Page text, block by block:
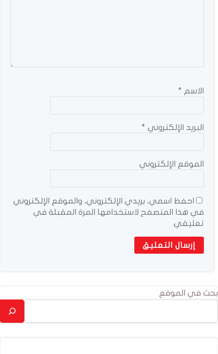
الاسم *
البريد الإلكتروني *
الموقع الإلكتروني
احفظ اسمي، بريدي الإلكتروني، والموقع الإلكتروني
في هذا المتصفح لاستخدامها المرة المقبلة في
تعليقي.
بحث في الموقع